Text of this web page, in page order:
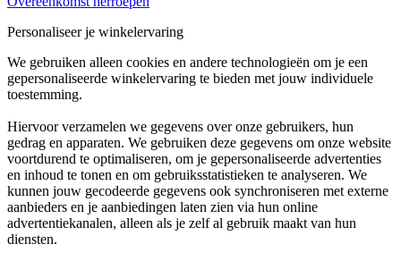
Personaliseer je winkelervaring
We gebruiken alleen cookies en andere technologieën om je een
gepersonaliseerde winkelervaring te bieden met jouw individuele
toestemming.
Hiervoor verzamelen we gegevens over onze gebruikers, hun
gedrag en apparaten. We gebruiken deze gegevens om onze website
voortdurend te optimaliseren, om je gepersonaliseerde advertenties
en inhoud te tonen en om gebruiksstatistieken te analyseren. We
kunnen jouw gecodeerde gegevens ook synchroniseren met externe
aanbieders en je aanbiedingen laten zien via hun online
advertentiekanalen, alleen als je zelf al gebruik maakt van hun
diensten.